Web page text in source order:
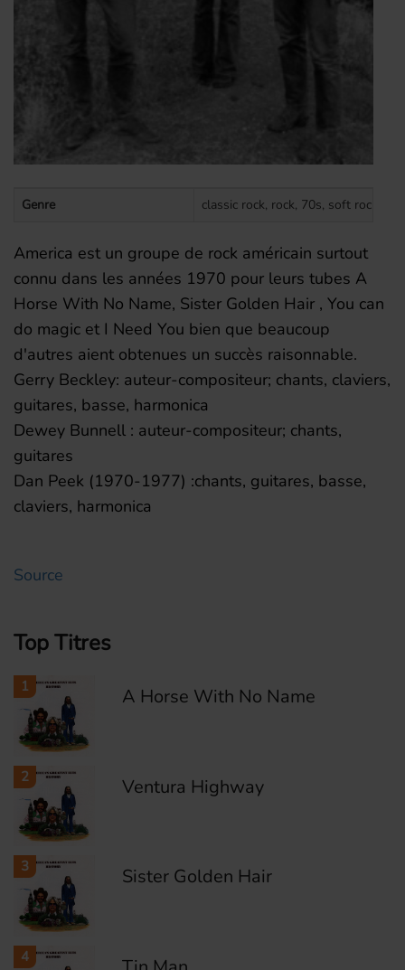
Genre classic rock, rock, 70s, soft rock, folk
America est un groupe de rock américain surtout
connu dans les années 1970 pour leurs tubes A
Horse With No Name, Sister Golden Hair , You can
do magic et I Need You bien que beaucoup
d'autres aient obtenues un succès raisonnable.
Gerry Beckley: auteur-compositeur; chants, claviers,
guitares, basse, harmonica
Dewey Bunnell : auteur-compositeur; chants,
guitares
Dan Peek (1970-1977) :chants, guitares, basse,
claviers, harmonica
Source
Top Titres
1 A Horse With No Name
2 Ventura Highway
3 Sister Golden Hair
4